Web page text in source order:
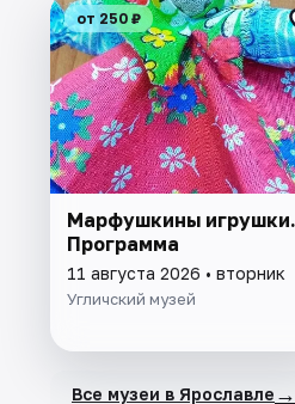
от 250 ₽
Марфушкины игрушки.
Программа
11 августа 2026 • вторник
Угличский музей
Все музеи в Ярославле →